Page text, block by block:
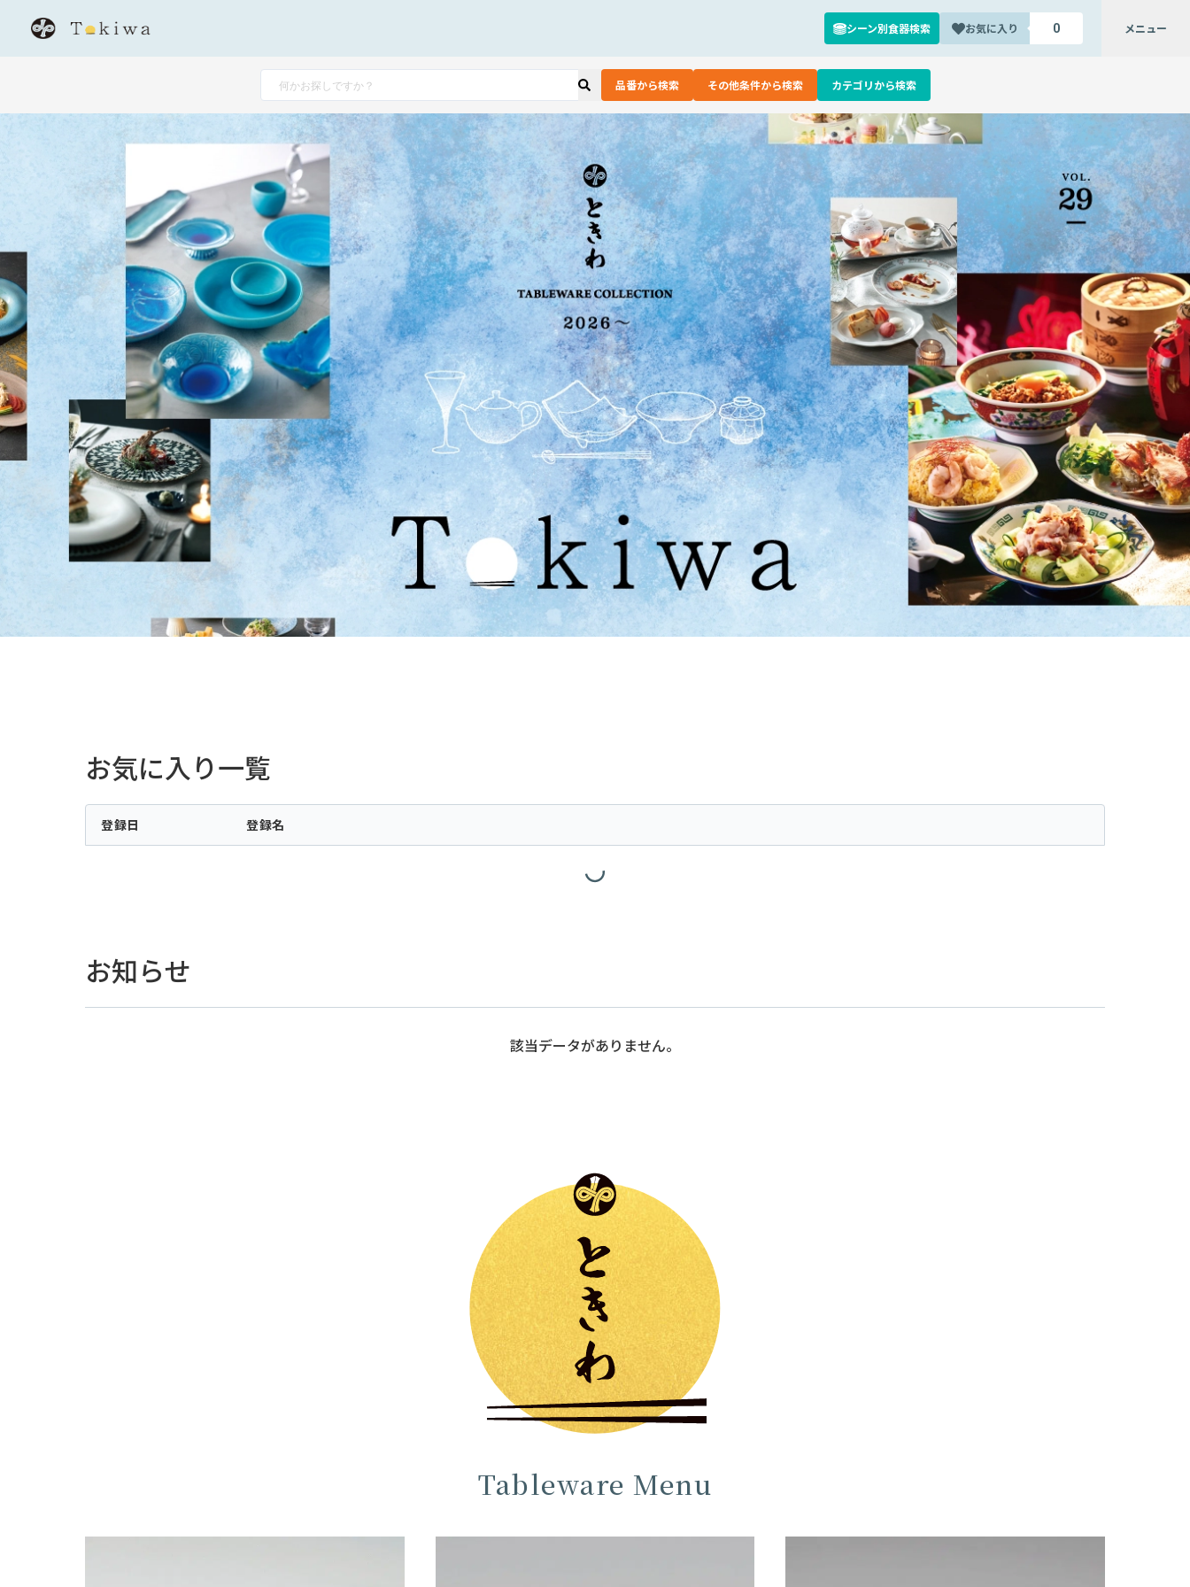
シーン別食器検索 お気に入り 0 メニュー
品番から検索 その他条件から検索 カテゴリから検索
お気に入り一覧
登録日 登録名
お知らせ
該当データがありません。
Tableware Menu